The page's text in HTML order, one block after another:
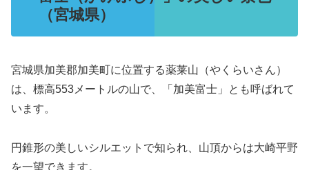
（宮城県）
宮城県加美郡加美町に位置する薬莱山（やくらいさん）
は、標高553メートルの山で、「加美富士」とも呼ばれて
います。
円錐形の美しいシルエットで知られ、山頂からは大崎平野
を一望できます。